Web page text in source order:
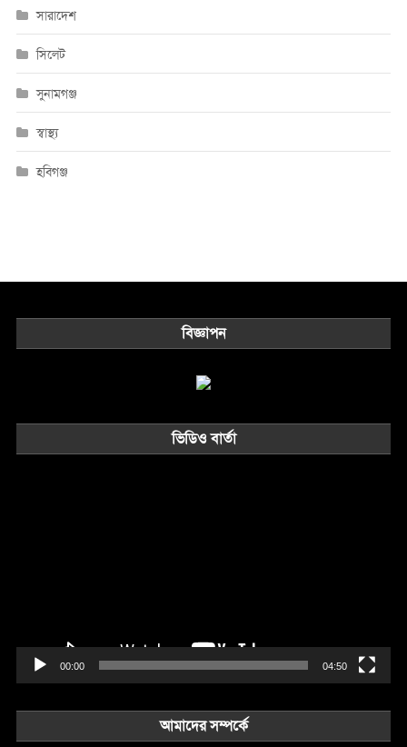
সারাদেশ
সিলেট
সুনামগঞ্জ
স্বাস্থ্য
হবিগঞ্জ
বিজ্ঞাপন
ভিডিও বার্তা
00:00 04:50
আমাদের সম্পর্কে